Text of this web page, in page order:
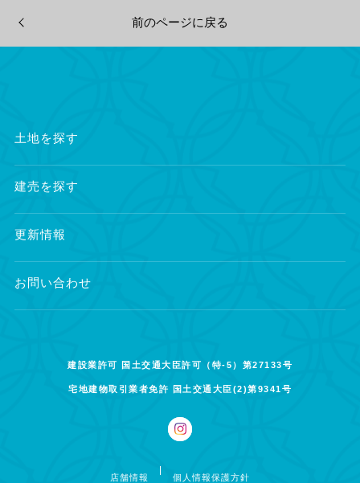
前のページに戻る
土地を探す
建売を探す
更新情報
お問い合わせ
建設業許可 国土交通大臣許可（特-5）第27133号
宅地建物取引業者免許 国土交通大臣(2)第9341号
店舗情報 個人情報保護方針